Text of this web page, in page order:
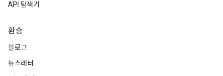
API 탐색기
환승
블로그
뉴스레터